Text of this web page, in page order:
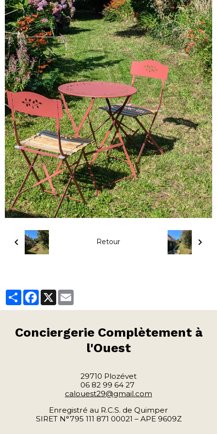
Retour
PartagerFacebook
X
Conciergerie Complètement à
l'Ouest
29710 Plozévet
06 82 99 64 27
calouest29@gmail.com
Enregistré au R.C.S. de Quimper
SIRET N°795 111 871 00021 – APE 9609Z